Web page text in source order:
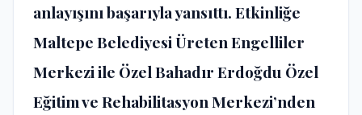
anlayışını başarıyla yansıttı. Etkinliğe
Maltepe Belediyesi Üreten Engelliler
Merkezi ile Özel Bahadır Erdoğdu Özel
Eğitim ve Rehabilitasyon Merkezi’nden